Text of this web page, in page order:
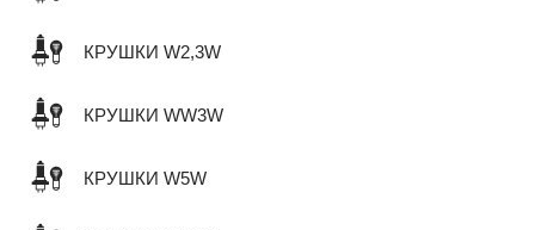
КРУШКИ W2,3W
КРУШКИ WW3W
КРУШКИ W5W